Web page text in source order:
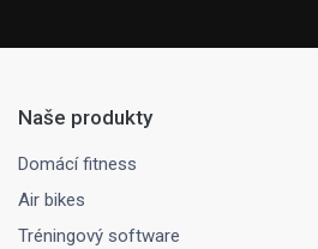
Naše produkty
Domácí fitness
Air bikes
Tréningový software